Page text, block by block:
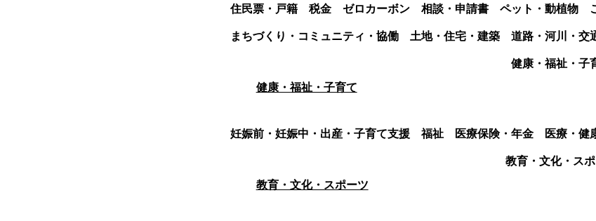
住民票・戸籍 税金 ゼロカーボン 相談・申請書 ペット・動植物
まちづくり・コミュニティ・協働
土地・住宅・建築
道路・河川・交
健康・福祉・子
健康・福祉・子育て
妊娠前・妊娠中・出産・子育て支援 福祉 医療保険・年金 医療・健
教育・文化・ス
教育・文化・スポーツ